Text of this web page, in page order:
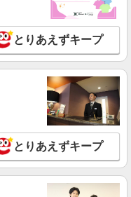
詳細を見る
理・所長代理）
（20時間/超過分は別途支
詳細を見る
とりあえずキープ
とりあえずキープ